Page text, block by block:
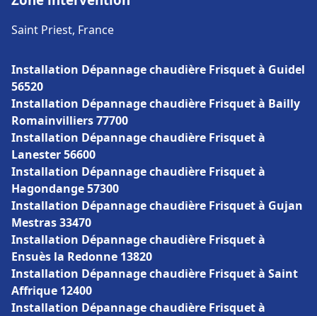
Saint Priest, France
Installation Dépannage chaudière Frisquet à Guidel
56520
Installation Dépannage chaudière Frisquet à Bailly
Romainvilliers 77700
Installation Dépannage chaudière Frisquet à
Lanester 56600
Installation Dépannage chaudière Frisquet à
Hagondange 57300
Installation Dépannage chaudière Frisquet à Gujan
Mestras 33470
Installation Dépannage chaudière Frisquet à
Ensuès la Redonne 13820
Installation Dépannage chaudière Frisquet à Saint
Affrique 12400
Installation Dépannage chaudière Frisquet à